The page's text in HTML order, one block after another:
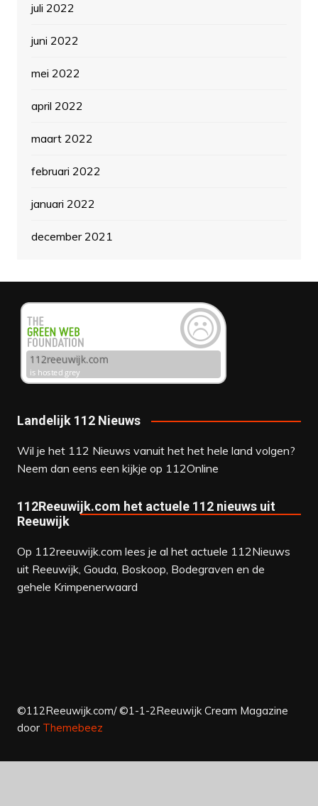
juli 2022
juni 2022
mei 2022
april 2022
maart 2022
februari 2022
januari 2022
december 2021
Landelijk 112 Nieuws
Wil je het 112 Nieuws vanuit het het hele land volgen?
Neem dan eens een kijkje op 112Online
112Reeuwijk.com het actuele 112 nieuws uit
Reeuwijk
Op 112reeuwijk.com lees je al het actuele 112Nieuws
uit Reeuwijk, Gouda, Boskoop, Bodegraven en de
gehele Krimpenerwaard
©112Reeuwijk.com/ ©1-1-2ReeuwijkCream Magazine
door Themebeez